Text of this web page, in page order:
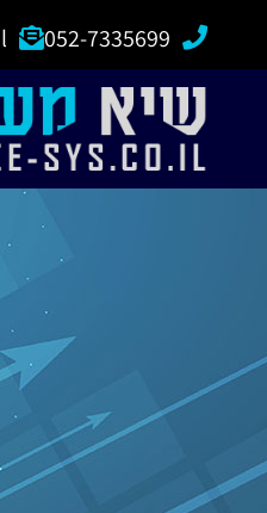
052-7335699